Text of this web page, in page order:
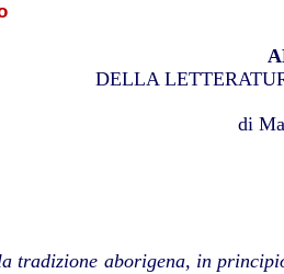
DELLA
di
tradizione aborigena, in